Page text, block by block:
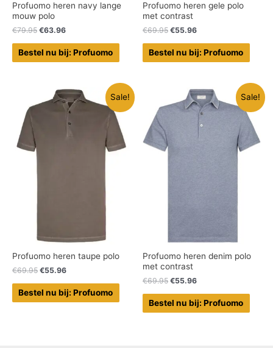
Profuomo heren navy lange
mouw polo
€79.95 €63.96
Bestel nu bij: Profuomo
Profuomo heren gele polo
met contrast
€69.95 €55.96
Bestel nu bij: Profuomo
Sale!
Profuomo heren taupe polo
€69.95 €55.96
Bestel nu bij: Profuomo
Sale!
Profuomo heren denim polo
met contrast
€69.95 €55.96
Bestel nu bij: Profuomo